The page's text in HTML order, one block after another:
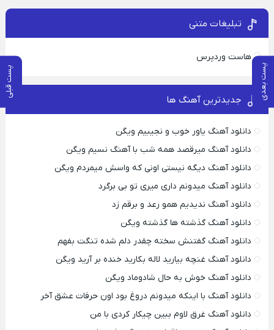
پست بعدی پست قبلی
تبلیغات متنی
هاست وردپرس
جدیدترین آهنگ ها
دانلود آهنگ یاور خوب و نجیبیم ویگن
دانلود آهنگ میرقصد همه شب با آهنگ نسیم ویگن
دانلود آهنگ دیگه نیستی اونی که واسش میمردم ویگن
دانلود آهنگ میدونم داری میری تو بی برگرد
دانلود آهنگ ندیدیم همو رعد و برقم زد
دانلود آهنگ گذشته ها گذشته ویگن
دانلود آهنگ گفتنش سخته چقدر دلم شده تنگت بفهم
دانلود آهنگ غنچه بیارید لاله بکارید خنده بر آرید ویگن
دانلود آهنگ خوش به حال شادوماد ویگن
دانلود آهنگ با اینکه میدونم دروغ بود اون حرفات عشق آخر
دانلود آهنگ غرق لاوم ببین چیکار کردی با من